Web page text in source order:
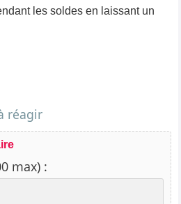
les soldes en laissant un
réagir
max) :